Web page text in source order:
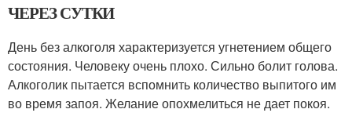
ЧЕРЕЗ СУТКИ
День без алкоголя характеризуется угнетением общего
состояния. Человеку очень плохо. Сильно болит голова.
Алкоголик пытается вспомнить количество выпитого им
во время запоя. Желание опохмелиться не дает покоя.